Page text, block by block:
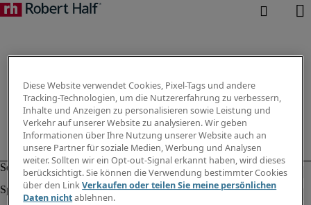
Diese Website verwendet Cookies, Pixel-Tags und andere
Tracking-Technologien, um die Nutzererfahrung zu verbessern,
Inhalte und Anzeigen zu personalisieren sowie Leistung und
Verkehr auf unserer Website zu analysieren. Wir geben
Informationen über Ihre Nutzung unserer Website auch an
unsere Partner für soziale Medien, Werbung und Analysen
weiter. Sollten wir ein Opt-out-Signal erkannt haben, wird dieses
berücksichtigt. Sie können die Verwendung bestimmter Cookies
über den LinkVerkaufen oder teilen Sie meine persönlichen
Daten nichtablehnen.